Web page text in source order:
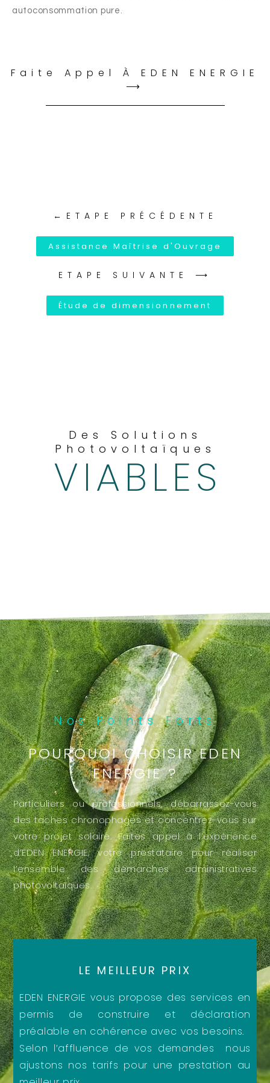
autoconsommation pure.
Faite Appel À EDEN ENERGIE
⟶
←ETAPE PRÉCÉDENTE
Assistance Maîtrise d'Ouvrage
ETAPE SUIVANTE ⟶
Étude de dimensionnement
Des Solutions
Photovoltaïques
VIABLES
Nos Points Forts
POURQUOI CHOISIR EDEN
ENERGIE ?
Particuliers ou professionnels, débarrassez-vous
des taches chronophages et concentrez-vous sur
votre projet solaire. Faites appel à l’expérience
d’EDEN ENERGIE, votre prestataire pour réaliser
l’ensemble des démarches administratives
photovoltaïques.
LE MEILLEUR PRIX
EDEN ENERGIE vous propose des services en
permis de construire et déclaration
préalable en cohérence avec vos besoins.
Selon l’affluence de vos demandes nous
ajustons nos tarifs pour une prestation au